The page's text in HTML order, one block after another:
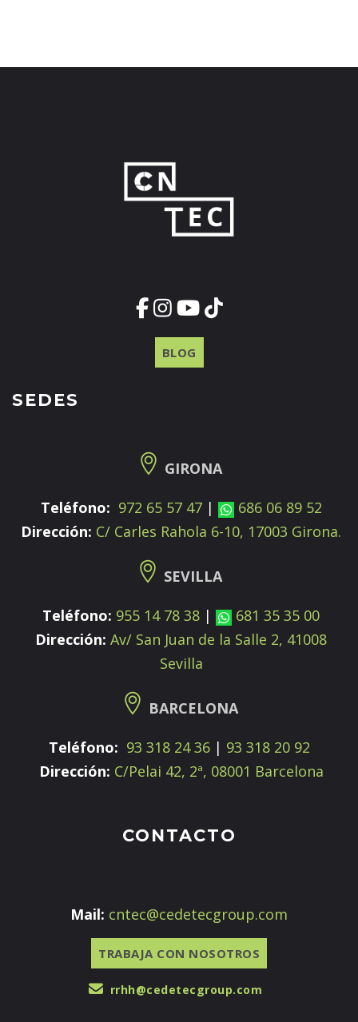
BLOG
SEDES
GIRONA
Teléfono: 972 65 57 47 |
686 06 89 52
Dirección: C/ Carles Rahola 6-10, 17003 Girona.
SEVILLA
Teléfono: 955 14 78 38 |
681 35 35 00
Dirección: Av/ San Juan de la Salle 2, 41008
Sevilla
BARCELONA
Teléfono: 93 318 24 36| 93 318 20 92
Dirección: C/Pelai 42, 2ª, 08001 Barcelona
CONTACTO
Mail: cntec@cedetecgroup.com
TRABAJA CON NOSOTROS
rrhh@cedetecgroup.com